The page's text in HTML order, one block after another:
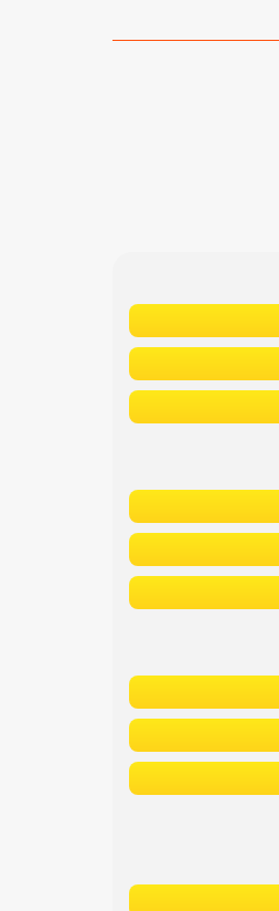
Сетевые отели Мальдив
Сетевые отели Сейшел
Сетевые отели Маврикия